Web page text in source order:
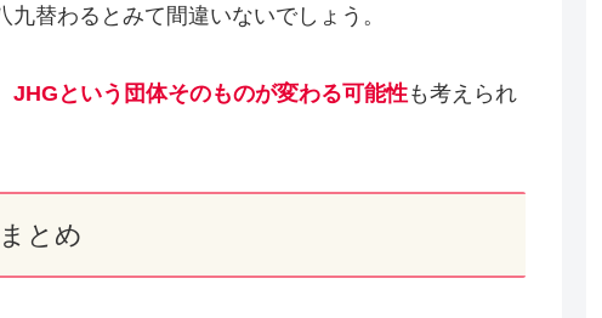
替わるとみて間違いないでしょう。
JHGという団体そのものが変わる可能性も考えられ
まとめ